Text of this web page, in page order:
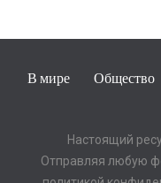
В мире Общество
Настоящий
Отправляя любую